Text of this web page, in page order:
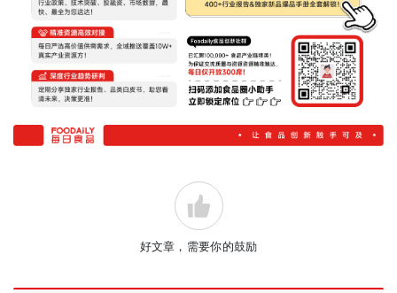
好文章，需要你的鼓励